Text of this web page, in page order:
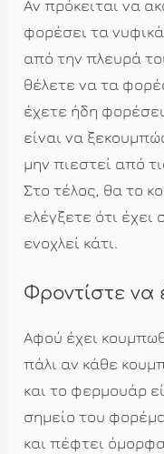
Αν πρόκειται να
φορέσει τα
από την πλευρά
θέλετε να τα
έχετε ήδη
είναι να
μην πιεστεί από
Στο τέλος, θα το
ελέγξετε ότι έχει
ενοχλεί κάτι.
Φροντίστε να
Αφού έχει
πάλι αν κάθε
και το φερμουάρ
σημείο του
και πέφτει